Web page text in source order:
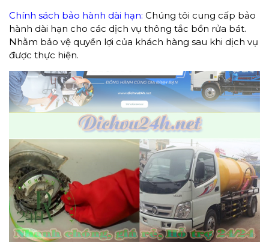
Chính sách bảo hành dài hạn: Chúng tôi cung cấp bảo
hành dài hạn cho các dịch vụ thông tắc bồn rửa bát.
Nhằm bảo vệ quyền lợi của khách hàng sau khi dịch vụ
được thực hiện.